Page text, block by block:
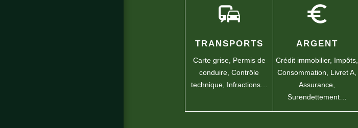
commute
TRANSPORTS
Carte grise, Permis de
conduire,Contrôle
technique, Infractions…
euro_symbol
ARGENT
Crédit immobilier, Impôts,
Consommation, Livret A,
Assurance,
Surendettement…